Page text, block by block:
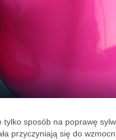
sposób na poprawę
przyczyniają się do